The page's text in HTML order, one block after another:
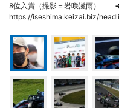
8位入賞（撮影＝岩咲滋雨）
https://iseshima.keizai.biz/